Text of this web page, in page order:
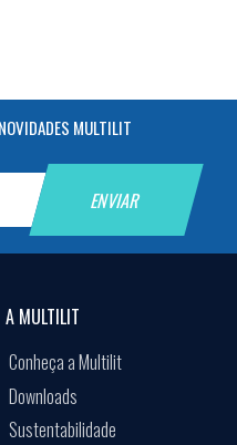
MULTILIT
A MULTILIT
Conheça a Multilit
Downloads
Sustentabilidade